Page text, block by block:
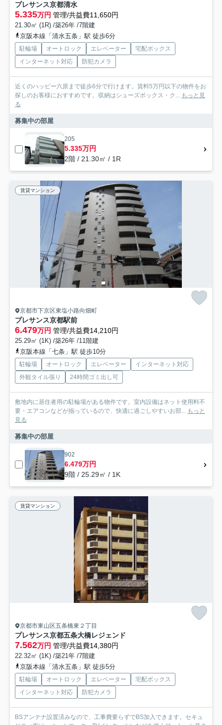
プレサンス京都清水
5.335万円 管理/共益費11,650円
21.30㎡ (1R) /築26年 /7階建
京阪本線「清水五条」駅 徒歩6分
駐輪場 オートロック エレベーター
宅配ボックス
インターネット対応
防犯カメラ
近くのハッピー六原まで徒歩6分で行けます。賃料5万円以下の物件をお
探しのお客様におすすめです。収納はシューズボックス・ク... もっと見
る
募集中の部屋
205
5.335万円
2階 / 21.30㎡ / 1R
賃貸マンション
京都市下京区東塩小路向畑町
プレサンス京都駅前
6.479万円 管理/共益費14,210円
25.29㎡ (1K) /築26年 /11階建
京阪本線「七条」駅 徒歩10分
駐輪場 オートロック エレベーター
インターネット対応
外観タイル張り
24時間ゴミ出し可
敷地内に居住者用の駐輪場がある物件です。室内設備はネット使用料不
要・エアコンなどが揃っているので、快適に過ごしやすいお部...
もっと
見る
募集中の部屋
902
6.479万円
9階 / 25.29㎡ / 1K
賃貸マンション
京都市東山区五条橋東２丁目
プレサンス京都五条大橋レジェンド
7.562万円 管理/共益費14,380円
22.32㎡ (1K) /築21年 /7階建
京阪本線「清水五条」駅 徒歩5分
駐輪場 オートロック エレベーター
宅配ボックス
インターネット対応
防犯カメラ
BSアンテナ設置済みなので、工事費要らずでBS加入できます。セキュ